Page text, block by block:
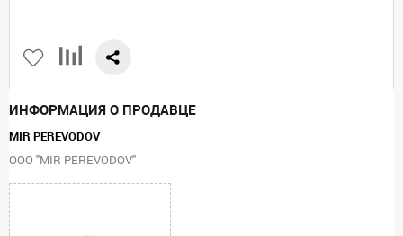
ИНФОРМАЦИЯ О ПРОДАВЦЕ
MIR PEREVODOV
ООО "MIR PEREVODOV"